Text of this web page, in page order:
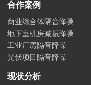
合作案例
商业综合体隔音降噪
地下室机房减振降噪
工业厂房隔音降噪
光伏项目隔音降噪
现状分析